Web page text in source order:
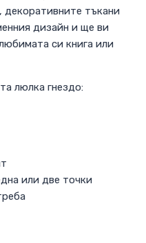
декоративните тъкани
дизайн и ще ви
си книга или
люлка гнездо:
или две точки